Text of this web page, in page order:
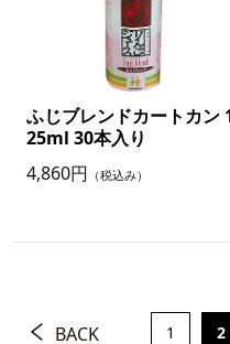
ふじブレンドカートカン
25ml 30本入り
4,860円 （税込み）
BACK 1 2